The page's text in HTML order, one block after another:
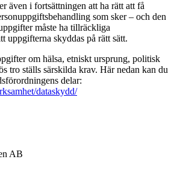
även i fortsättningen att ha rätt att få
som sker – och den
måste ha tillräckliga
uppgifterna skyddas på rätt sätt.
om hälsa, etniskt ursprung, politisk
tro ställs särskilda krav. Här nedan kan du
delar:
dataskydd/
AB